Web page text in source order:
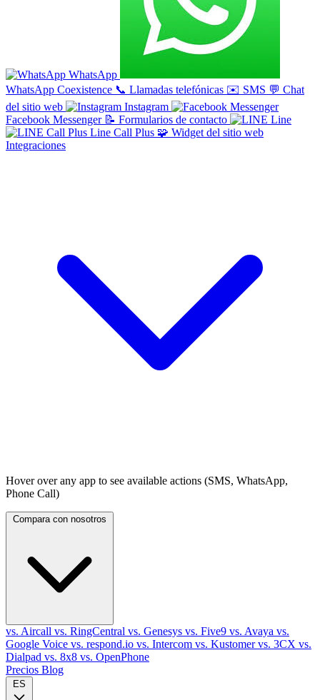
WhatsApp
WhatsApp Coexistence 📞 Llamadas telefónicas ✉️ SMS 💬 Chat
del sitio web
Instagram
Facebook Messenger 📝 Formularios de contacto
Line
Line Call Plus 🧩 Widget del sitio web
Integraciones
Hover over any app to see available actions (SMS, WhatsApp,
Phone Call)
vs. Aircall vs. RingCentral vs. Genesys vs. Five9 vs. Avaya vs.
Google Voice vs. respond.io vs. Intercom vs. Kustomervs. 3CX vs.
Dialpad vs. 8x8 vs. OpenPhone
Precios Blog
ES